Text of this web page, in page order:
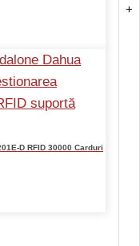
+
D RFID 30000 Carduri